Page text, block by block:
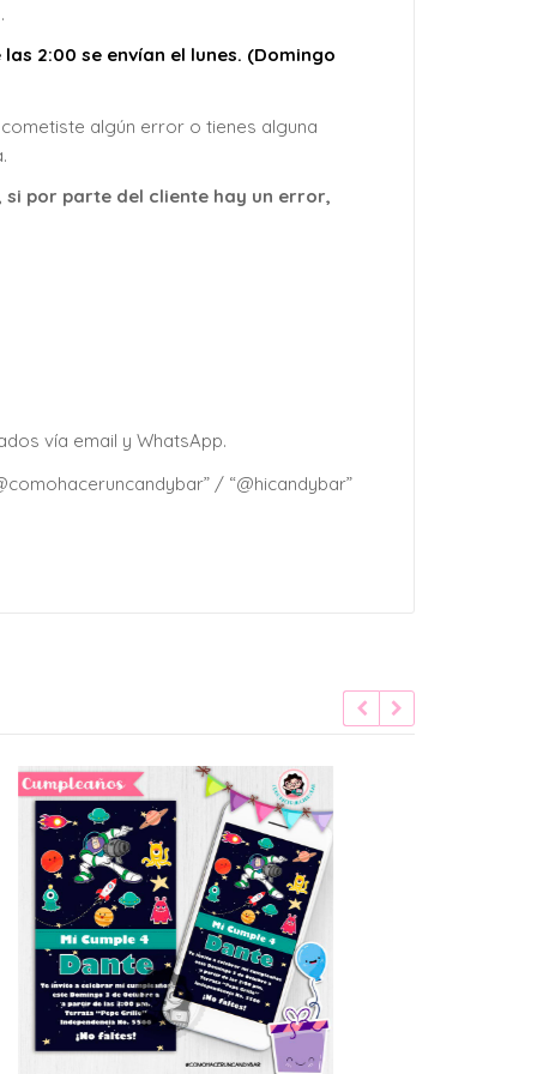
2:00 se envían el lunes. (Domingo
algún error o tienes alguna
si por parte del cliente hay un error,
vía email y WhatsApp.
/ “@hicandybar”